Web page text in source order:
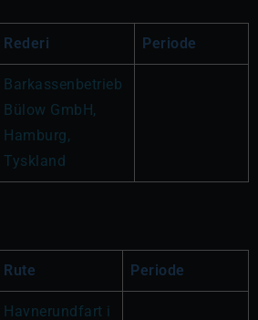
Rederi Periode
Barkassenbetrieb
Bülow GmbH,
Hamburg,
Tyskland
Rute Periode
Havnerundfart i